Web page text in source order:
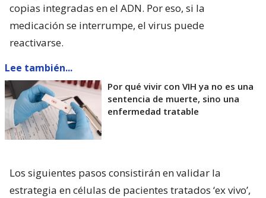
copias integradas en el ADN. Por eso, si la
medicación se interrumpe, el virus puede
reactivarse.
Lee también...
Por qué vivir con VIH ya no es una
sentencia de muerte, sino una
enfermedad tratable
Los siguientes pasos consistirán en validar la
estrategia en células de pacientes tratados ‘ex vivo’,